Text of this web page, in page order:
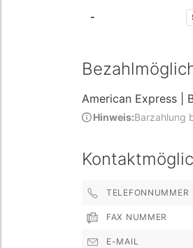
-
American Express |
Hinweis:Barzahlung
TELEFONNUMMER
FAX NUMMER
E-MAIL